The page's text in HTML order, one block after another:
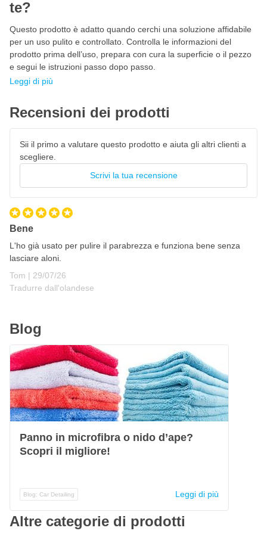
380 g/m²
te?
Questo prodotto è adatto quando cerchi una soluzione affidabile
per un uso pulito e controllato. Controlla le informazioni del
prodotto prima dell’uso, prepara con cura la superficie o il pezzo
e segui le istruzioni passo dopo passo.
Leggi di più
Recensioni dei prodotti
Sii il primo a valutare questo prodotto e aiuta gli altri clienti a
scegliere.
Scrivi la tua recensione
Bene
L'ho già usato per pulire il parabrezza e funziona bene senza
lasciare aloni.
Tom | 29 luglio 2026
29/07/26
Tradurre dall'olandese
Blog
Panno in microfibra o nido d’ape?
Scopri il migliore!
Blog: Car Detailing Leggi di più
Altre categorie di prodotti